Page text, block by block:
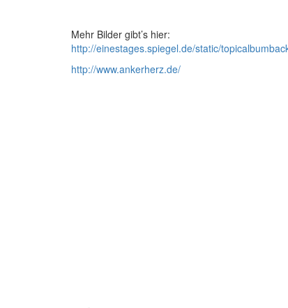
Mehr Bilder gibt’s hier:
http://einestages.spiegel.de/static/
http://www.ankerherz.de/